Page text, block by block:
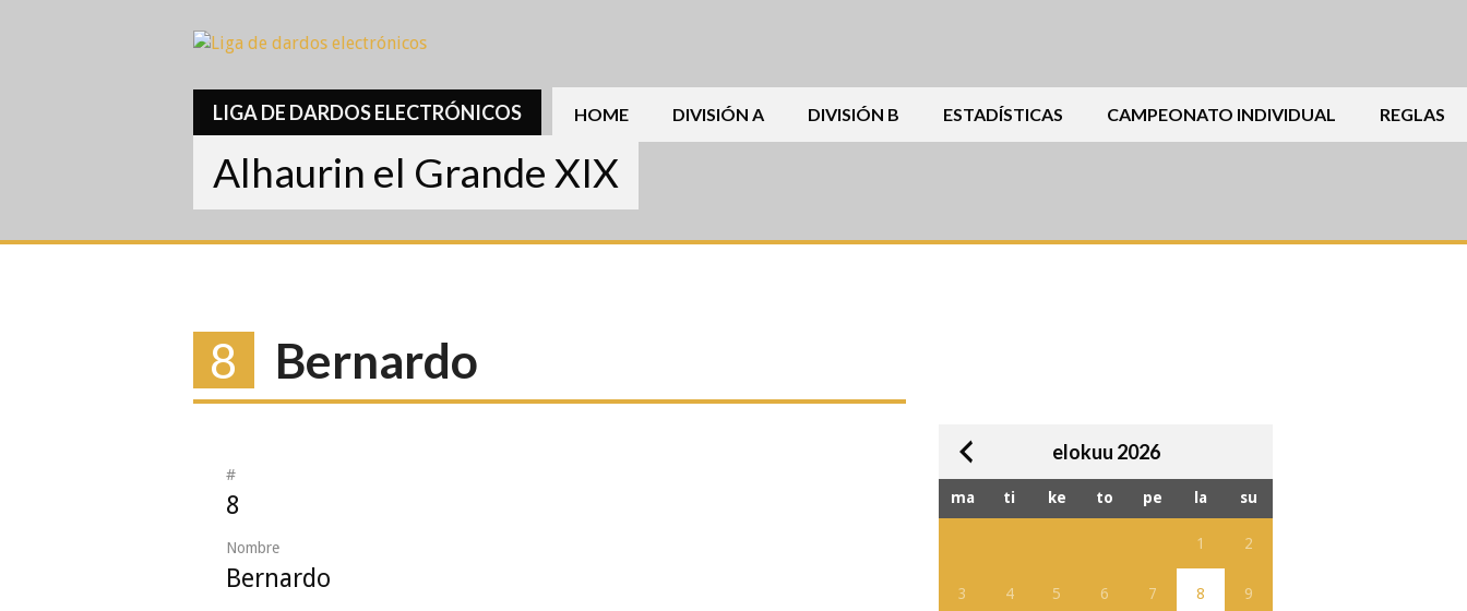
HOME DIVISIÓN A DIVISIÓN B ESTADÍSTICAS CAMPEONATO INDIVIDUAL REGLAS
LIGA DE DARDOS ELECTRÓNICOS
Alhaurin el Grande XIX
8 Bernardo
#
8
Nombre
Bernardo
elokuu 2026
ma ti ke to pe la su
1 2
3 4 5 6 7 8 9